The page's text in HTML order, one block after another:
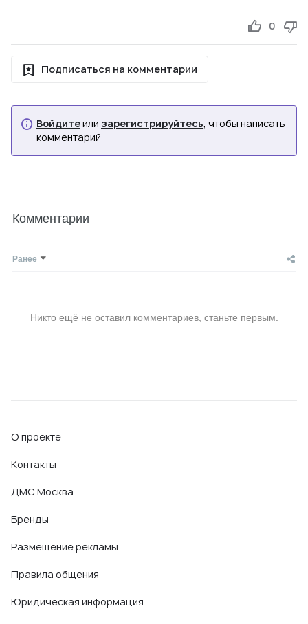
0
Подписаться на комментарии
Войдитеили зарегистрируйтесь , чтобы написать
комментарий
Комментарии
Ранее
Никто ещё не оставил комментариев, станьте первым.
О проекте
Контакты
ДМС Москва
Бренды
Размещение рекламы
Правила общения
Юридическая информация